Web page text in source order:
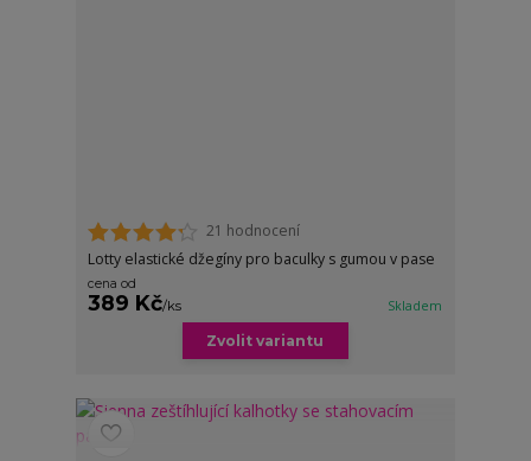
21 hodnocení
Lotty elastické džegíny pro baculky s gumou v pase
cena od
389 Kč/ks Skladem
Zvolit variantu